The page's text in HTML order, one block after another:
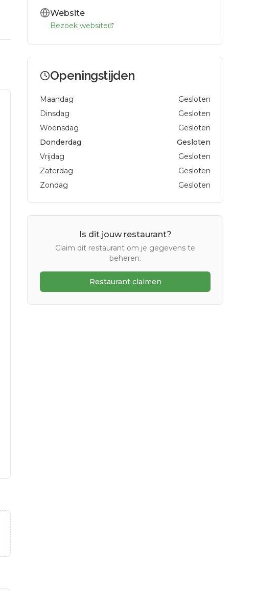
Website
Bezoek website
Openingstijden
Maandag
Gesloten
Dinsdag
Gesloten
Woensdag
Gesloten
Donderdag
Gesloten
Vrijdag
Gesloten
Zaterdag
Gesloten
Zondag
Gesloten
Is dit jouw restaurant?
Claim dit restaurant om je gegevens te
beheren.
Restaurant claimen